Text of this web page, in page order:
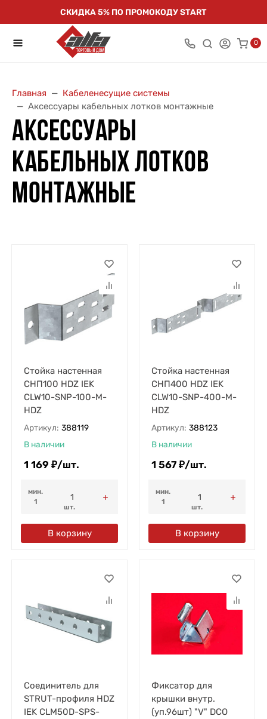
СКИДКА 5% ПО ПРОМОКОДУ START
0
Главная
Кабеленесущие системы
Аксессуары кабельных лотков монтажные
АКСЕССУАРЫ
КАБЕЛЬНЫХ ЛОТКОВ
МОНТАЖНЫЕ
Стойка настенная
СНП100 HDZ IEK
CLW10-SNP-100-M-
HDZ
Артикул: 388119
В наличии
1 169 ₽/шт.
мин.
1
шт.
В корзину
Стойка настенная
СНП400 HDZ IEK
CLW10-SNP-400-M-
HDZ
Артикул: 388123
В наличии
1 567 ₽/шт.
мин.
1
шт.
В корзину
Соединитель для
STRUT-профиля HDZ
IEK CLM50D-SPS-
Фиксатор для
крышки внутр.
(уп.96шт) "V" DCO